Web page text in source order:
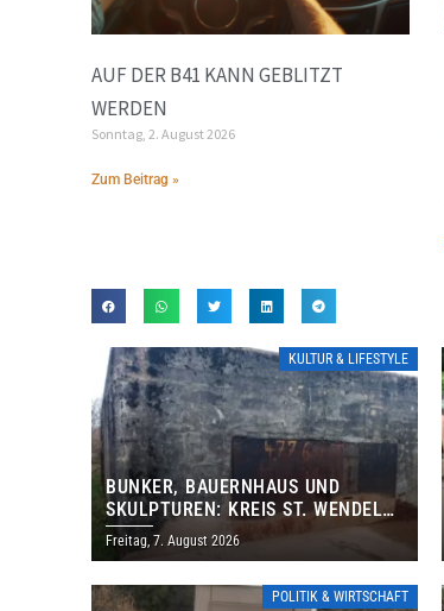
AUF DER B41 KANN GEBLITZT
WERDEN
Sonntag, 2. August 2026
Zum Beitrag »
KULTUR & LIFESTYLE
BUNKER, BAUERNHAUS UND
SKULPTUREN: KREIS ST. WENDEL
LÄDT ZUM TAG DES OFFENEN
DENKMALS EIN
Freitag, 7. August 2026
POLITIK & WIRTSCHAFT